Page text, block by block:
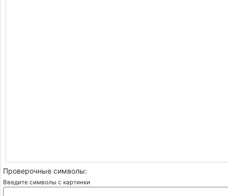
Проверочные символы:
Введите символы с картинки